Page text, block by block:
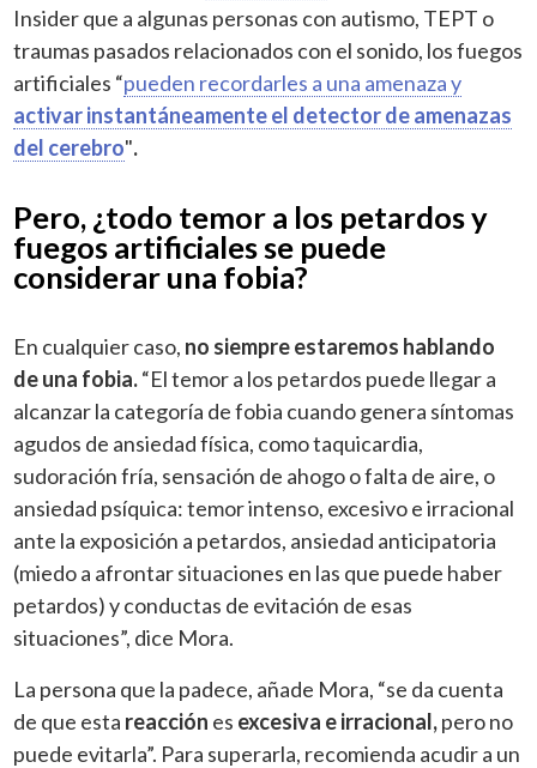
Insider que a algunas personas con autismo, TEPT o
traumas pasados ​​relacionados con el sonido, los fuegos
artificiales “pueden recordarles a una amenaza y
activar instantáneamente el detector de amenazas
del cerebro".
Pero, ¿todo temor a los petardos y
fuegos artificiales se puede
considerar una fobia?
En cualquier caso, no siempre estaremos hablando
de una fobia.“El temor a los petardos puede llegar a
alcanzar la categoría de fobia cuando genera síntomas
agudos de ansiedad física, como taquicardia,
sudoración fría, sensación de ahogo o falta de aire, o
ansiedad psíquica: temor intenso, excesivo e irracional
ante la exposición a petardos, ansiedad anticipatoria
(miedo a afrontar situaciones en las que puede haber
petardos) y conductas de evitación de esas
situaciones”, dice Mora.
La persona que la padece, añade Mora, “se da cuenta
de que esta reacción es excesiva e irracional,pero no
puede evitarla”. Para superarla, recomienda acudir a un